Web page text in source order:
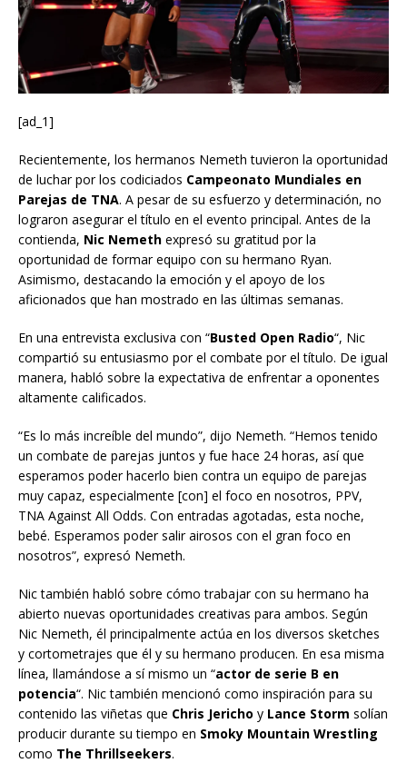
[ad_1]
Recientemente, los hermanos Nemeth tuvieron la oportunidad
de luchar por los codiciados Campeonato Mundiales en
Parejas de TNA. A pesar de su esfuerzo y determinación, no
lograron asegurar el título en el evento principal. Antes de la
contienda, Nic Nemeth expresó su gratitud por la
oportunidad de formar equipo con su hermano Ryan.
Asimismo, destacando la emoción y el apoyo de los
aficionados que han mostrado en las últimas semanas.
En una entrevista exclusiva con “Busted Open Radio“, Nic
compartió su entusiasmo por el combate por el título. De igual
manera, habló sobre la expectativa de enfrentar a oponentes
altamente calificados.
“Es lo más increíble del mundo”, dijo Nemeth. “Hemos tenido
un combate de parejas juntos y fue hace 24 horas, así que
esperamos poder hacerlo bien contra un equipo de parejas
muy capaz, especialmente [con] el foco en nosotros, PPV,
TNA Against All Odds. Con entradas agotadas, esta noche,
bebé. Esperamos poder salir airosos con el gran foco en
nosotros”, expresó Nemeth.
Nic también habló sobre cómo trabajar con su hermano ha
abierto nuevas oportunidades creativas para ambos. Según
Nic Nemeth, él principalmente actúa en los diversos sketches
y cortometrajes que él y su hermano producen. En esa misma
línea, llamándose a sí mismo un “actor de serie B en
potencia“. Nic también mencionó como inspiración para su
contenido las viñetas que Chris Jericho y Lance Storm solían
producir durante su tiempo en Smoky Mountain Wrestling
como The Thrillseekers.